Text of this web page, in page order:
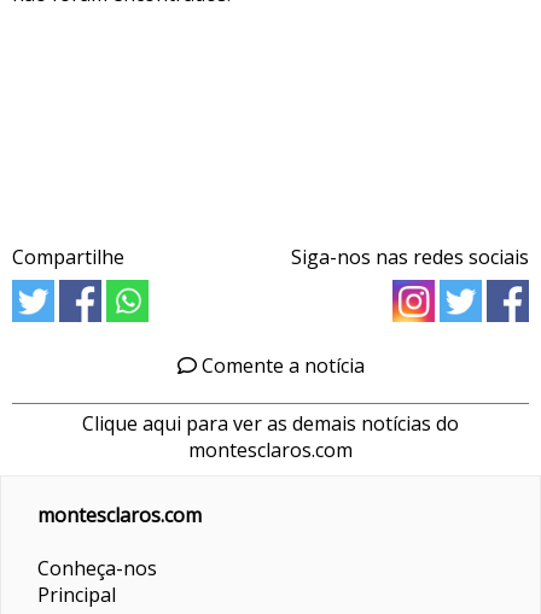
Compartilhe Siga-nos nas redes sociais
Comente a notícia
Clique aqui para ver as demais notícias do
montesclaros.com
montesclaros.com
Conheça-nos
Principal